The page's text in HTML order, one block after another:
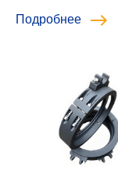
YB/T5055 и
использоваться
рельсов крана.
имеют
и различные
применения.
Подробнее